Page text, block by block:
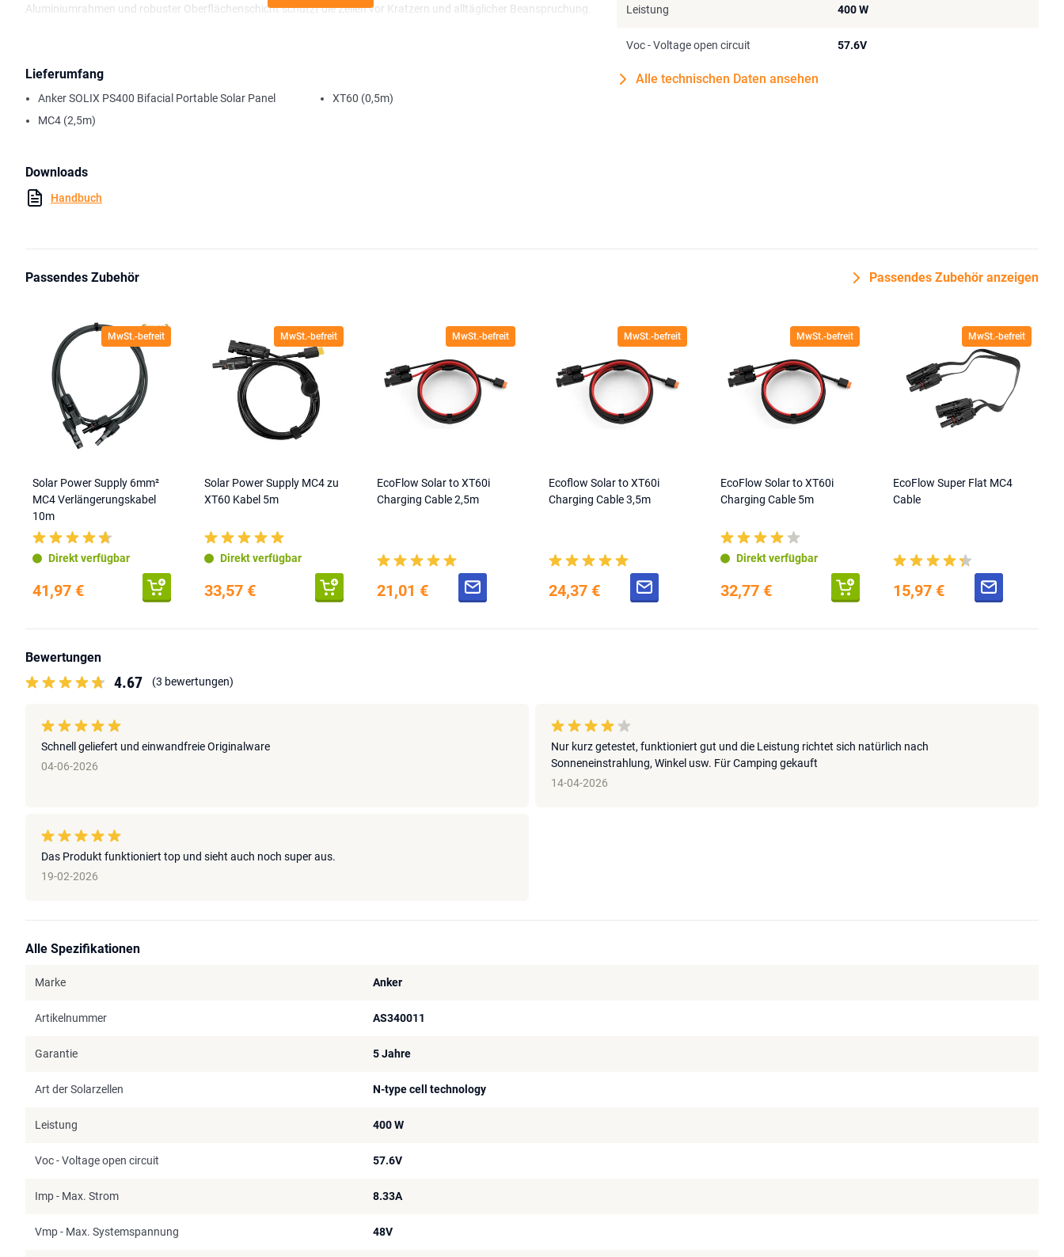
Aluminiumrahmen und robuster Oberflächenschicht schützt die Zellen vor Kratzern und alltäglicher Beanspruchung.
Wichtigste Merkmale:
Bifaciales Design, bis zu 25 % mehr Ertrag
Gewicht ca. 9,9 kg, gefaltet 57 × 98 cm
Lieferumfang
Anker SOLIX PS400 Bifacial Portable Solar Panel
MC4 (2,5m)
XT60 (0,5m)
Downloads
Handbuch
Leistung 400 W
Voc - Voltage open circuit 57.6V
Alle technischen Daten ansehen
Passendes Zubehör Passendes Zubehör anzeigen
MwSt.-befreit
Solar Power Supply 6mm²
MC4 Verlängerungskabel
10m
Direkt verfügbar
41,97 €
MwSt.-befreit
Solar Power Supply MC4 zu
XT60 Kabel 5m
Direkt verfügbar
33,57 €
MwSt.-befreit
EcoFlow Solar to XT60i
Charging Cable 2,5m
21,01 €
MwSt.-befreit
Ecoflow Solar to XT60i
Charging Cable 3,5m
24,37 €
MwSt.-befreit
EcoFlow Solar to XT60i
Charging Cable 5m
Direkt verfügbar
32,77 €
MwSt.-befreit
EcoFlow Super Flat MC4
Cable
15,97 €
Bewertungen
4.67 (3 bewertungen)
Schnell geliefert und einwandfreie Originalware
04-06-2026
Nur kurz getestet, funktioniert gut und die Leistung richtet sich natürlich nach
Sonneneinstrahlung, Winkel usw. Für Camping gekauft
14-04-2026
Das Produkt funktioniert top und sieht auch noch super aus.
19-02-2026
Alle Spezifikationen
Marke Anker
Artikelnummer AS340011
Garantie 5 Jahre
Art der Solarzellen N-type cell technology
Leistung 400 W
Voc - Voltage open circuit 57.6V
Imp - Max. Strom 8.33A
Vmp - Max. Systemspannung 48V